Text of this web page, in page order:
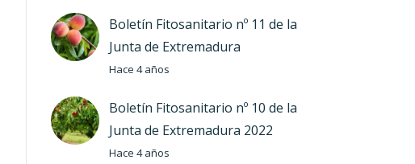
Boletín Fitosanitario nº 11 de la
Junta de Extremadura
Hace 4 años
Boletín Fitosanitario nº 10 de la
Junta de Extremadura 2022
Hace 4 años